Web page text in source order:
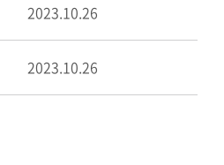
2023.10.26
2023.10.26